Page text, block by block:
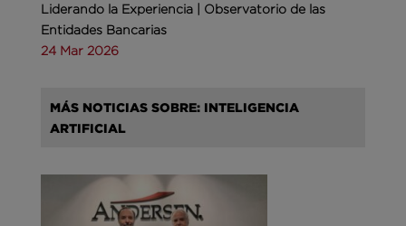
Liderando la Experiencia | Observatorio de las
Entidades Bancarias
24 Mar 2026
MÁS NOTICIAS SOBRE: INTELIGENCIA
ARTIFICIAL